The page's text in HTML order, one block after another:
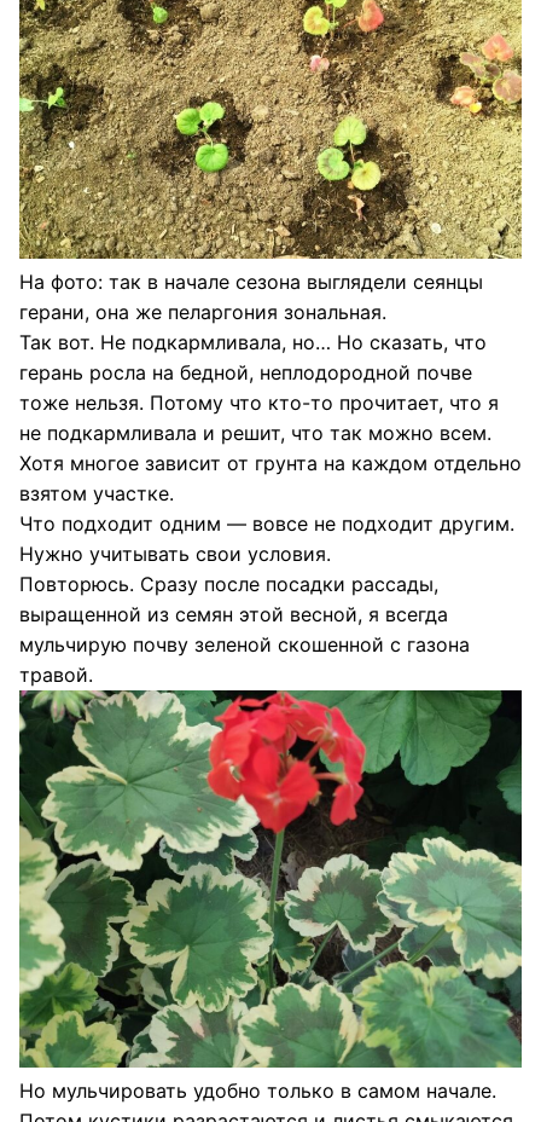
На фото: так в начале сезона выглядели сеянцы
герани, она же пеларгония зональная.
Так вот. Не подкармливала, но… Но сказать, что
герань росла на бедной, неплодородной почве
тоже нельзя. Потому что кто-то прочитает, что я
не подкармливала и решит, что так можно всем.
Хотя многое зависит от грунта на каждом отдельно
взятом участке.
Что подходит одним — вовсе не подходит другим.
Нужно учитывать свои условия.
Повторюсь. Сразу после посадки рассады,
выращенной из семян этой весной, я всегда
мульчирую почву зеленой скошенной с газона
травой.
Но мульчировать удобно только в самом начале.